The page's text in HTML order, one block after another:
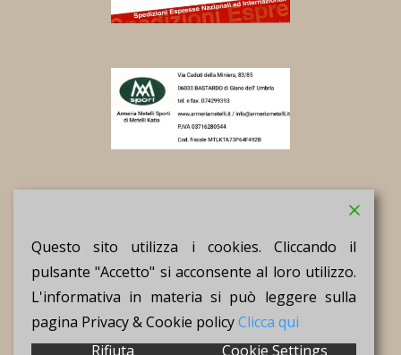
ASD TEAM DANCE SPOLETO P.IVA
02959090545Politica sui cookie|
Powered byTeam Dance Spoleto
Questo sito utilizza i cookies. Cliccando il
pulsante "Accetto" si acconsente al loro utilizzo.
L'informativa in materia si può leggere sulla
pagina Privacy & Cookie policyClicca qui
Rifiuta
Cookie Settings